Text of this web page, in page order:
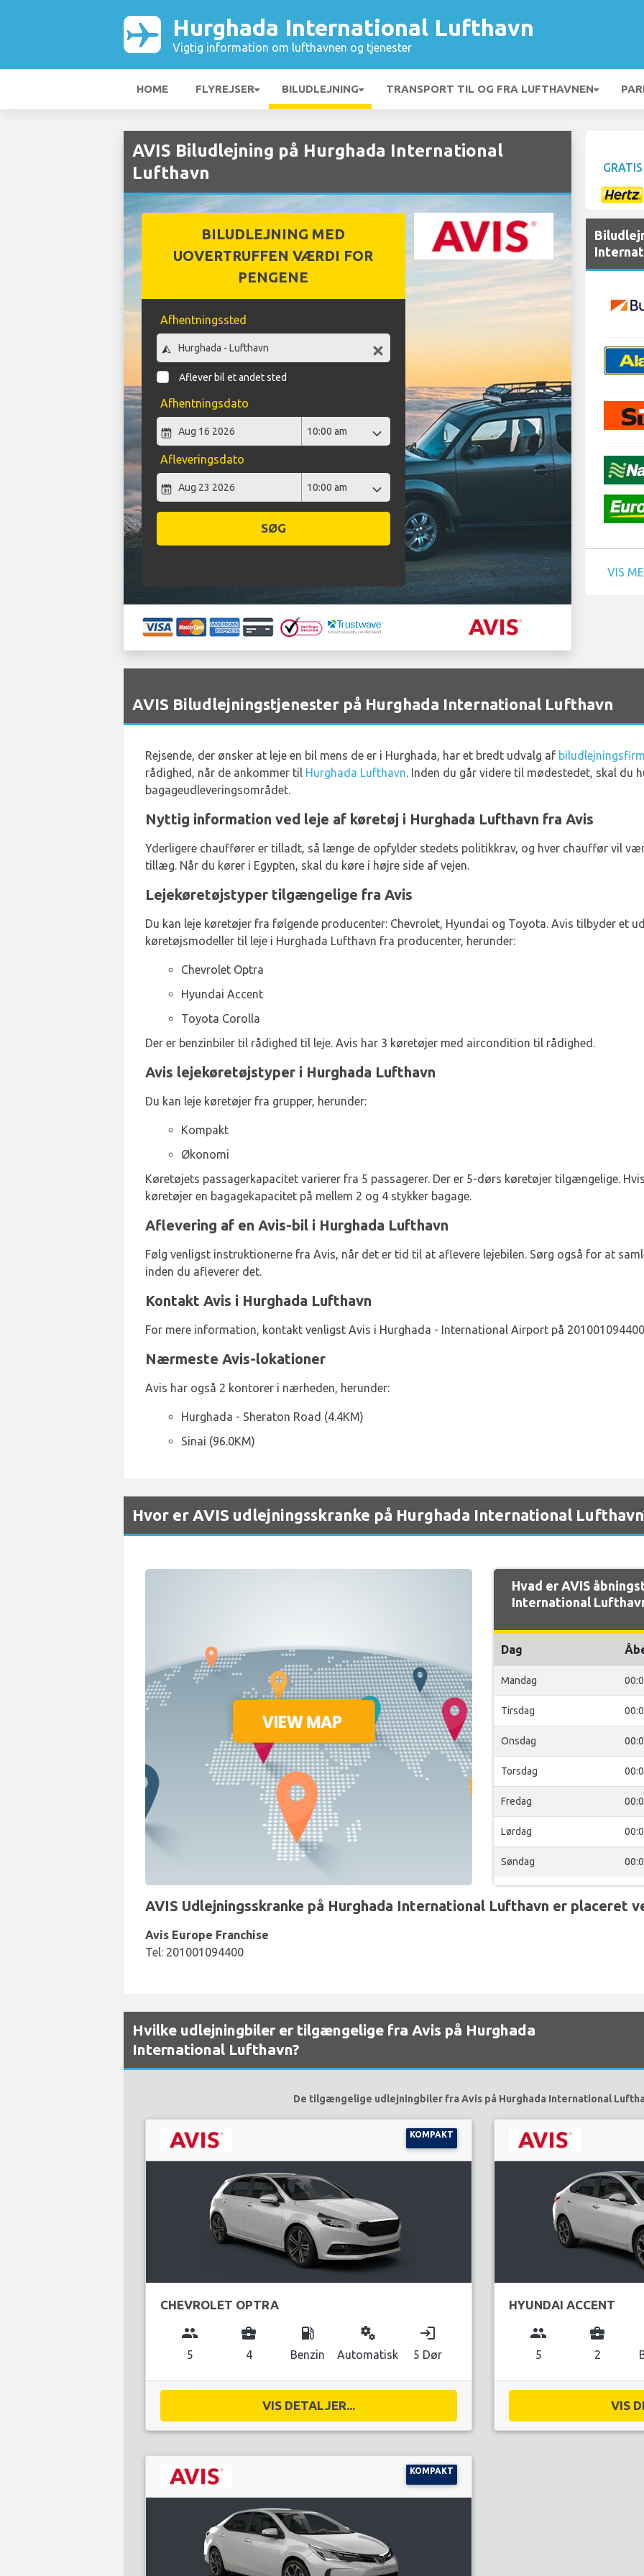
Hurghada International Lufthavn
Vigtig information om lufthavnen og tjenester
HOME FLYREJSER BILUDLEJNING TRANSPORT TIL OG FRA LUFTHAVNEN
AVIS Biludlejning på Hurghada International
Lufthavn
BILUDLEJNING MED
UOVERTRUFFEN VÆRDI FOR
PENGENE
Afhentningssted
Aflever bil et andet sted
Afhentningsdato
Afleveringsdato
SØG
GRATIS
VIS
AVIS Biludlejningstjenester på Hurghada International Lufthavn
Rejsende, der ønsker at leje en bil mens de er i Hurghada, har et bredt udvalg af
rådighed, når de ankommer til Hurghada Lufthavn. Inden du går videre til mødestedet, skal du
bagageudleveringsområdet.
Nyttig information ved leje af køretøj i Hurghada Lufthavn fra Avis
Yderligere chauffører er tilladt, så længe de opfylder stedets politikkrav, og hver chauffør vil
tillæg. Når du kører i Egypten, skal du køre i højre side af vejen.
Lejekøretøjstyper tilgængelige fra Avis
Du kan leje køretøjer fra følgende producenter: Chevrolet, Hyundai og Toyota. Avis tilbyder et
køretøjsmodeller til leje i Hurghada Lufthavn fra producenter, herunder:
Chevrolet Optra
Hyundai Accent
Toyota Corolla
Der er benzinbiler til rådighed til leje. Avis har 3 køretøjer med aircondition til rådighed.
Avis lejekøretøjstyper i Hurghada Lufthavn
Du kan leje køretøjer fra grupper, herunder:
Kompakt
Økonomi
Køretøjets passagerkapacitet varierer fra 5 passagerer. Der er 5-dørs køretøjer tilgængelige.
køretøjer en bagagekapacitet på mellem 2 og 4 stykker bagage.
Aflevering af en Avis-bil i Hurghada Lufthavn
Følg venligst instruktionerne fra Avis, når det er tid til at aflevere lejebilen. Sørg også for at
inden du afleverer det.
Kontakt Avis i Hurghada Lufthavn
For mere information, kontakt venligst Avis i Hurghada - International Airport på
Nærmeste Avis-lokationer
Avis har også 2 kontorer i nærheden, herunder:
Hurghada - Sheraton Road (4.4KM)
Sinai (96.0KM)
Hvor er AVIS udlejningsskranke på Hurghada International
Hvad er AVIS
International
Dag
Mandag
Tirsdag
Onsdag
Torsdag
Fredag
Lørdag
Søndag
AVIS Udlejningsskranke på Hurghada International Lufthavn er placeret
Avis Europe Franchise
Tel: 201001094400
Hvilke udlejningbiler er tilgængelige fra Avis på Hurghada
International Lufthavn?
De tilgængelige udlejningbiler fra Avis på Hurghada International
KOMPAKT
CHEVROLET OPTRA
group
5
business_center
4
local_gas_station
Benzin
miscellaneous_services
Automatisk
login
5 Dør
VIS DETALJER...
HYUNDAI ACCENT
group
5
business_center
2
VIS
KOMPAKT